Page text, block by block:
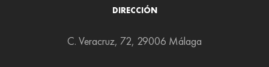
DIRECCIÓN
C. Veracruz, 72, 29006 Málaga